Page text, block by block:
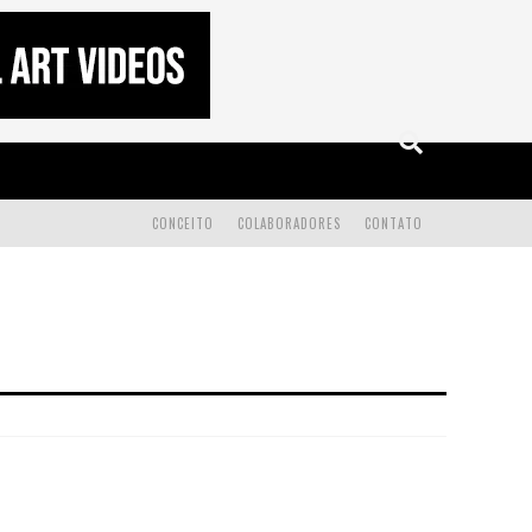
CONTATO
COLABORADORES
CONCEITO